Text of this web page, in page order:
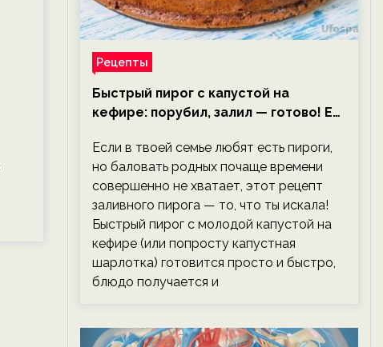
Рецепты
Быстрый пирог с капустой на
кефире: порубил, залил — готово! Ем,
Если в твоей семье любят есть пироги,
но баловать родных почаще времени
совершенно не хватает, этот рецепт
заливного пирога — то, что ты искала!
Быстрый пирог с молодой капустой на
кефире (или попросту капустная
шарлотка) готовится просто и быстро,
блюдо получается и